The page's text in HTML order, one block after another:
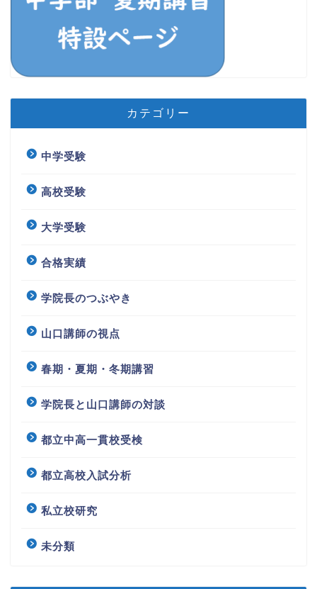
カテゴリー
中学受験
高校受験
大学受験
合格実績
学院長のつぶやき
山口講師の視点
春期・夏期・冬期講習
学院長と山口講師の対談
都立中高一貫校受検
都立高校入試分析
私立校研究
未分類